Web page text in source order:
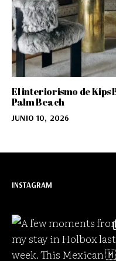
El interiorismo de Kips
Palm Beach
JUNIO 10, 2026
INSTAGRAM